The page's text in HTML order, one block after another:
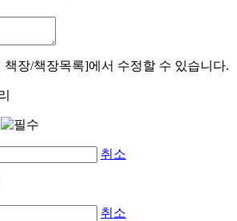
책장/책장목록]에서 수정할 수 있습니다.
취소
취소